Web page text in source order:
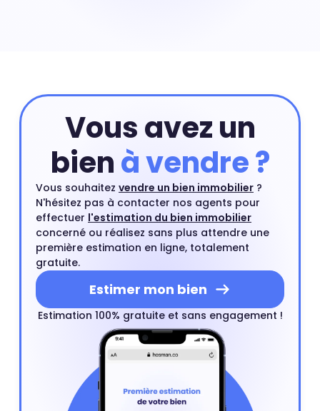
Vous avez un
bienà vendre ?
Vous souhaitez vendre un bien immobilier ?
N'hésitez pas à contacter nos agents pour
effectuer l'estimation du bien immobilier
concerné ou réalisez sans plus attendre une
première estimation en ligne, totalement
gratuite.
Estimer mon bien
Estimation 100% gratuite et sans engagement !